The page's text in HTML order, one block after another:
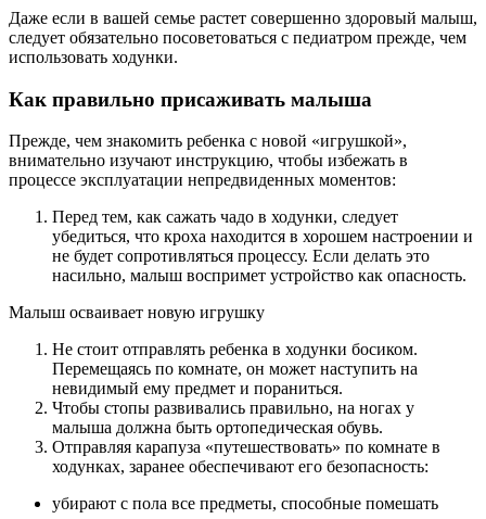
Даже если в вашей семье растет совершенно здоровый малыш,
следует обязательно посоветоваться с педиатром прежде, чем
использовать ходунки.
Как правильно присаживать малыша
Прежде, чем знакомить ребенка с новой «игрушкой»,
внимательно изучают инструкцию, чтобы избежать в
процессе эксплуатации непредвиденных моментов:
Перед тем, как сажать чадо в ходунки, следует
убедиться, что кроха находится в хорошем настроении и
не будет сопротивляться процессу. Если делать это
насильно, малыш воспримет устройство как опасность.
Малыш осваивает новую игрушку
Не стоит отправлять ребенка в ходунки босиком.
Перемещаясь по комнате, он может наступить на
невидимый ему предмет и пораниться.
Чтобы стопы развивались правильно, на ногах у
малыша должна быть ортопедическая обувь.
Отправляя карапуза «путешествовать» по комнате в
ходунках, заранее обеспечивают его безопасность:
убирают с пола все предметы, способные помешать